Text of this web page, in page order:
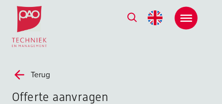
Postacademische cursussen, leergangen en opleidingen
Terug
Offerte aanvragen